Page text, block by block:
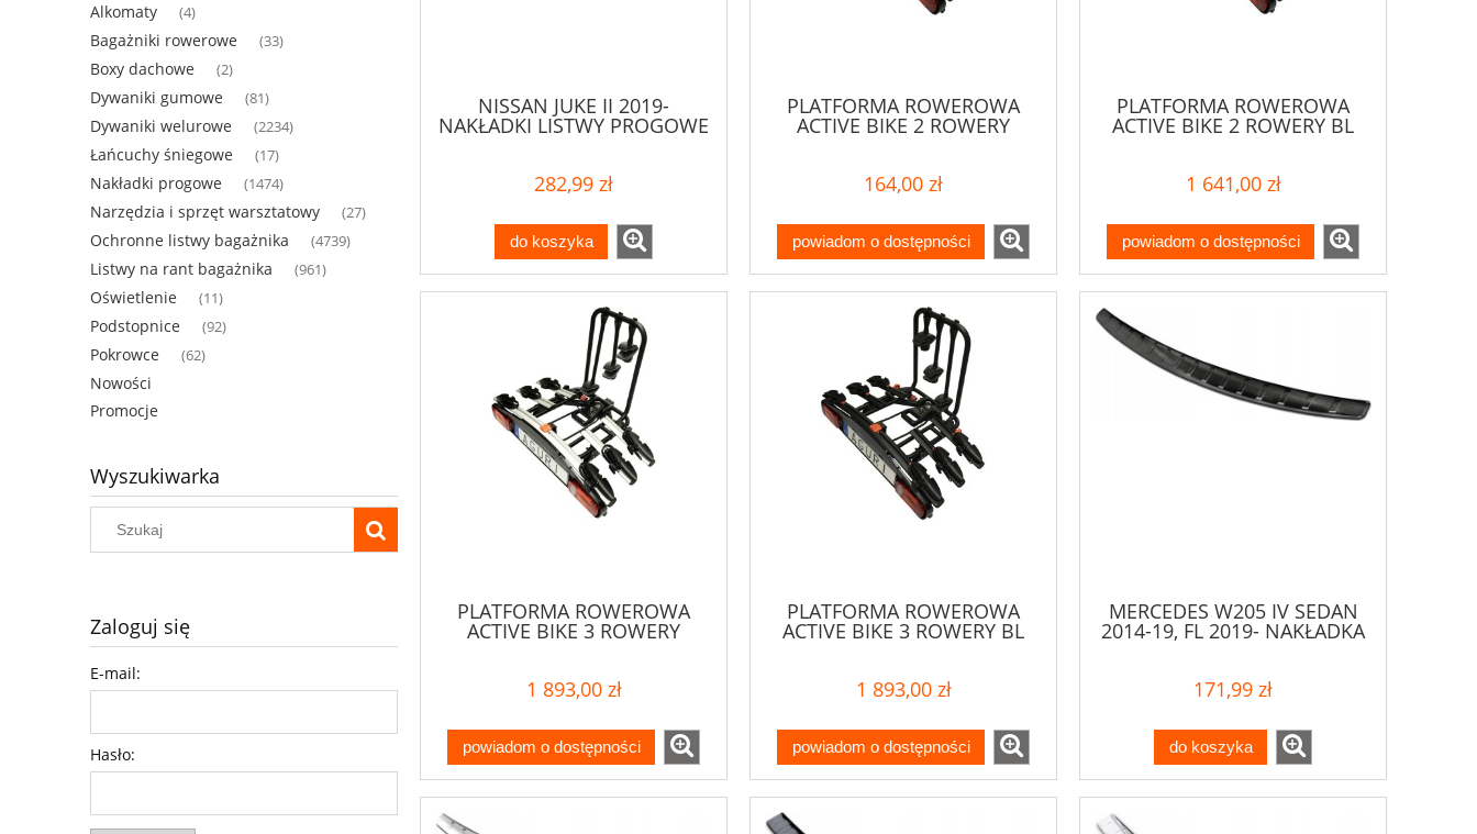
Alkomaty (4)
Bagażniki rowerowe (33)
Boxy dachowe (2)
Dywaniki gumowe (81)
Dywaniki welurowe (2234)
Łańcuchy śniegowe (17)
Nakładki progowe (1474)
Narzędzia i sprzęt warsztatowy (27)
Ochronne listwy bagażnika (4739)
Listwy na rant bagażnika (961)
Oświetlenie (11)
Podstopnice (92)
Pokrowce (62)
Nowości
Promocje
Wyszukiwarka
Zaloguj się
E-mail:
Hasło:
NISSAN JUKE II 2019-
NAKŁADKI LISTWY PROGOWE
282,99 zł
do koszyka
PLATFORMA ROWEROWA
ACTIVE BIKE 2 ROWERY
164,00 zł
powiadom o dostępności
PLATFORMA ROWEROWA
ACTIVE BIKE 2 ROWERY BL
1 641,00 zł
powiadom o dostępności
PLATFORMA ROWEROWA
ACTIVE BIKE 3 ROWERY
1 893,00 zł
powiadom o dostępności
PLATFORMA ROWEROWA
ACTIVE BIKE 3 ROWERY BL
1 893,00 zł
powiadom o dostępności
MERCEDES W205 IV SEDAN
2014-19, FL 2019- NAKŁADKA
171,99 zł
do koszyka